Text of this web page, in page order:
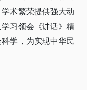
术繁荣提供强大动
习领会《讲话》精
学，为实现中华民